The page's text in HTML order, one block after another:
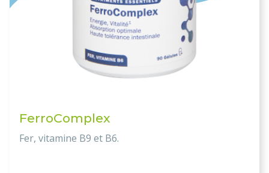
FerroComplex
Fer, vitamine B9 et B6.